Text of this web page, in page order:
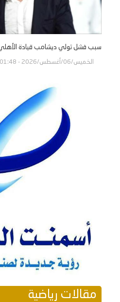
سبب فشل تولي ديشامب قيادة
الخميس/06/أغسطس/2026 - 01:48 م
مقالات رياضية